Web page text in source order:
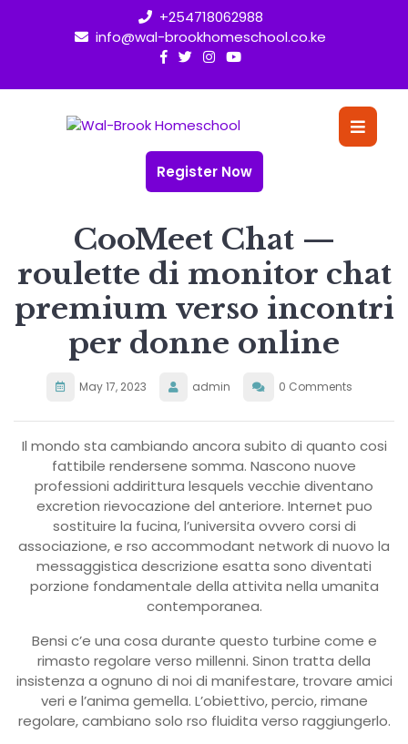
+254718062988
info@wal-brookhomeschool.co.ke
Register Now
CooMeet Chat —
roulette di monitor chat
premium verso incontri
per donne online
May 17, 2023 admin 0 Comments
Il mondo sta cambiando ancora subito di quanto cosi
fattibile rendersene somma. Nascono nuove
professioni addirittura lesquels vecchie diventano
excretion rievocazione del anteriore. Internet puo
sostituire la fucina, l’universita ovvero corsi di
associazione, e rso accommodant network di nuovo la
messaggistica descrizione esatta sono diventati
porzione fondamentale della attivita nella umanita
contemporanea.
Bensi c’e una cosa durante questo turbine come e
rimasto regolare verso millenni. Sinon tratta della
insistenza a ognuno di noi di manifestare, trovare amici
veri e l’anima gemella. L’obiettivo, percio, rimane
regolare, cambiano solo rso fluidita verso raggiungerlo.